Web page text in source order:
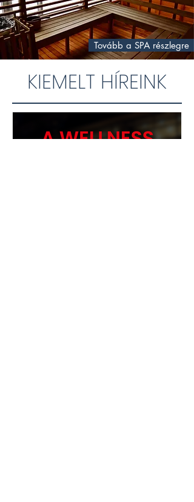
Tovább a SPA részlegre
KIEMELT HÍREINK